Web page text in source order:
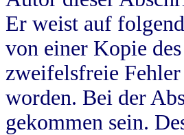
Er weist auf
von einer Kopie
zweifelsfreie
worden. Bei der
gekommen sein.